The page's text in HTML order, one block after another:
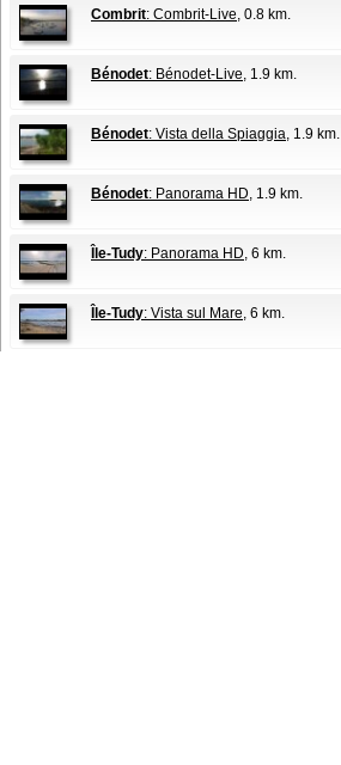
Combrit: Combrit-Live, 0.8 km.
Bénodet: Bénodet-Live, 1.9 km.
Bénodet: Vista della Spiaggia, 1.9 km.
Bénodet: Panorama HD, 1.9 km.
Île-Tudy: Panorama HD, 6 km.
Île-Tudy: Vista sul Mare, 6 km.